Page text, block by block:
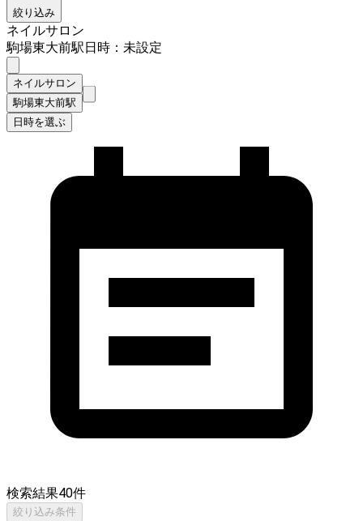
絞り込み
ネイルサロン
駒場東大前駅日時：未設定
ネイルサロン
駒場東大前駅
日時を選ぶ
検索結果40件
絞り込み条件